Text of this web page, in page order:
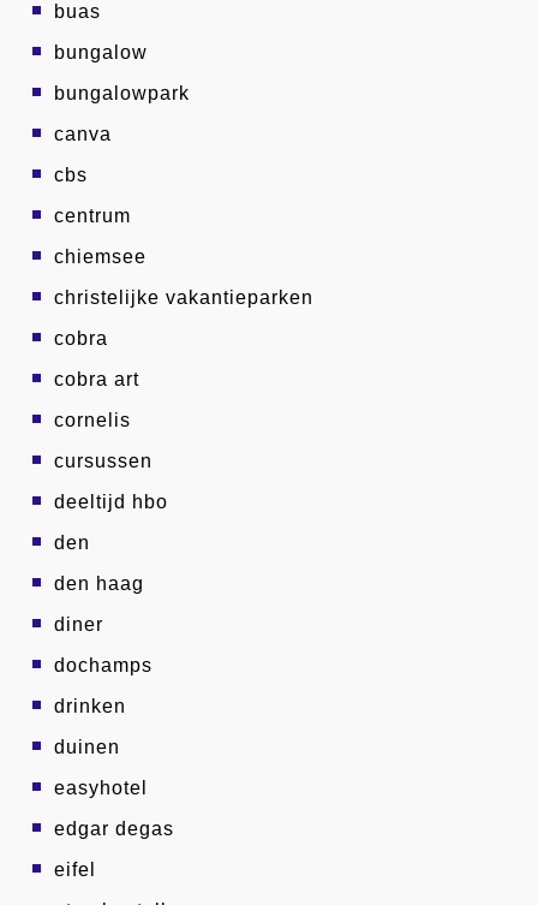
buas
bungalow
bungalowpark
canva
cbs
centrum
chiemsee
christelijke vakantieparken
cobra
cobra art
cornelis
cursussen
deeltijd hbo
den
den haag
diner
dochamps
drinken
duinen
easyhotel
edgar degas
eifel